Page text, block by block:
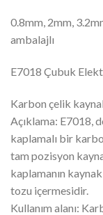
0.8mm, 2mm,
ambalajlı
E7018 Çubuk
Karbon çelik
Açıklama: E7018,
kaplamalı bir
tam pozisyon
kaplamanın
tozu içermesidir.
Kullanım alanı: